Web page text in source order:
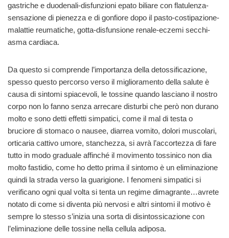
gastriche e duodenali-disfunzioni epato biliare con flatulenza-
sensazione di pienezza e di gonfiore dopo il pasto-costipazione-
malattie reumatiche, gotta-disfunsione renale-eczemi secchi-
asma cardiaca.
Da questo si comprende l’importanza della detossificazione,
spesso questo percorso verso il miglioramento della salute è
causa di sintomi spiacevoli, le tossine quando lasciano il nostro
corpo non lo fanno senza arrecare disturbi che però non durano
molto e sono detti effetti simpatici, come il mal di testa o
bruciore di stomaco o nausee, diarrea vomito, dolori muscolari,
orticaria cattivo umore, stanchezza, si avrà l’accortezza di fare
tutto in modo graduale affinché il movimento tossinico non dia
molto fastidio, come ho detto prima il sintomo è un eliminazione
quindi la strada verso la guarigione. I fenomeni simpatici si
verificano ogni qual volta si tenta un regime dimagrante…avrete
notato di come si diventa più nervosi e altri sintomi il motivo è
sempre lo stesso s’inizia una sorta di disintossicazione con
l’eliminazione delle tossine nella cellula adiposa.